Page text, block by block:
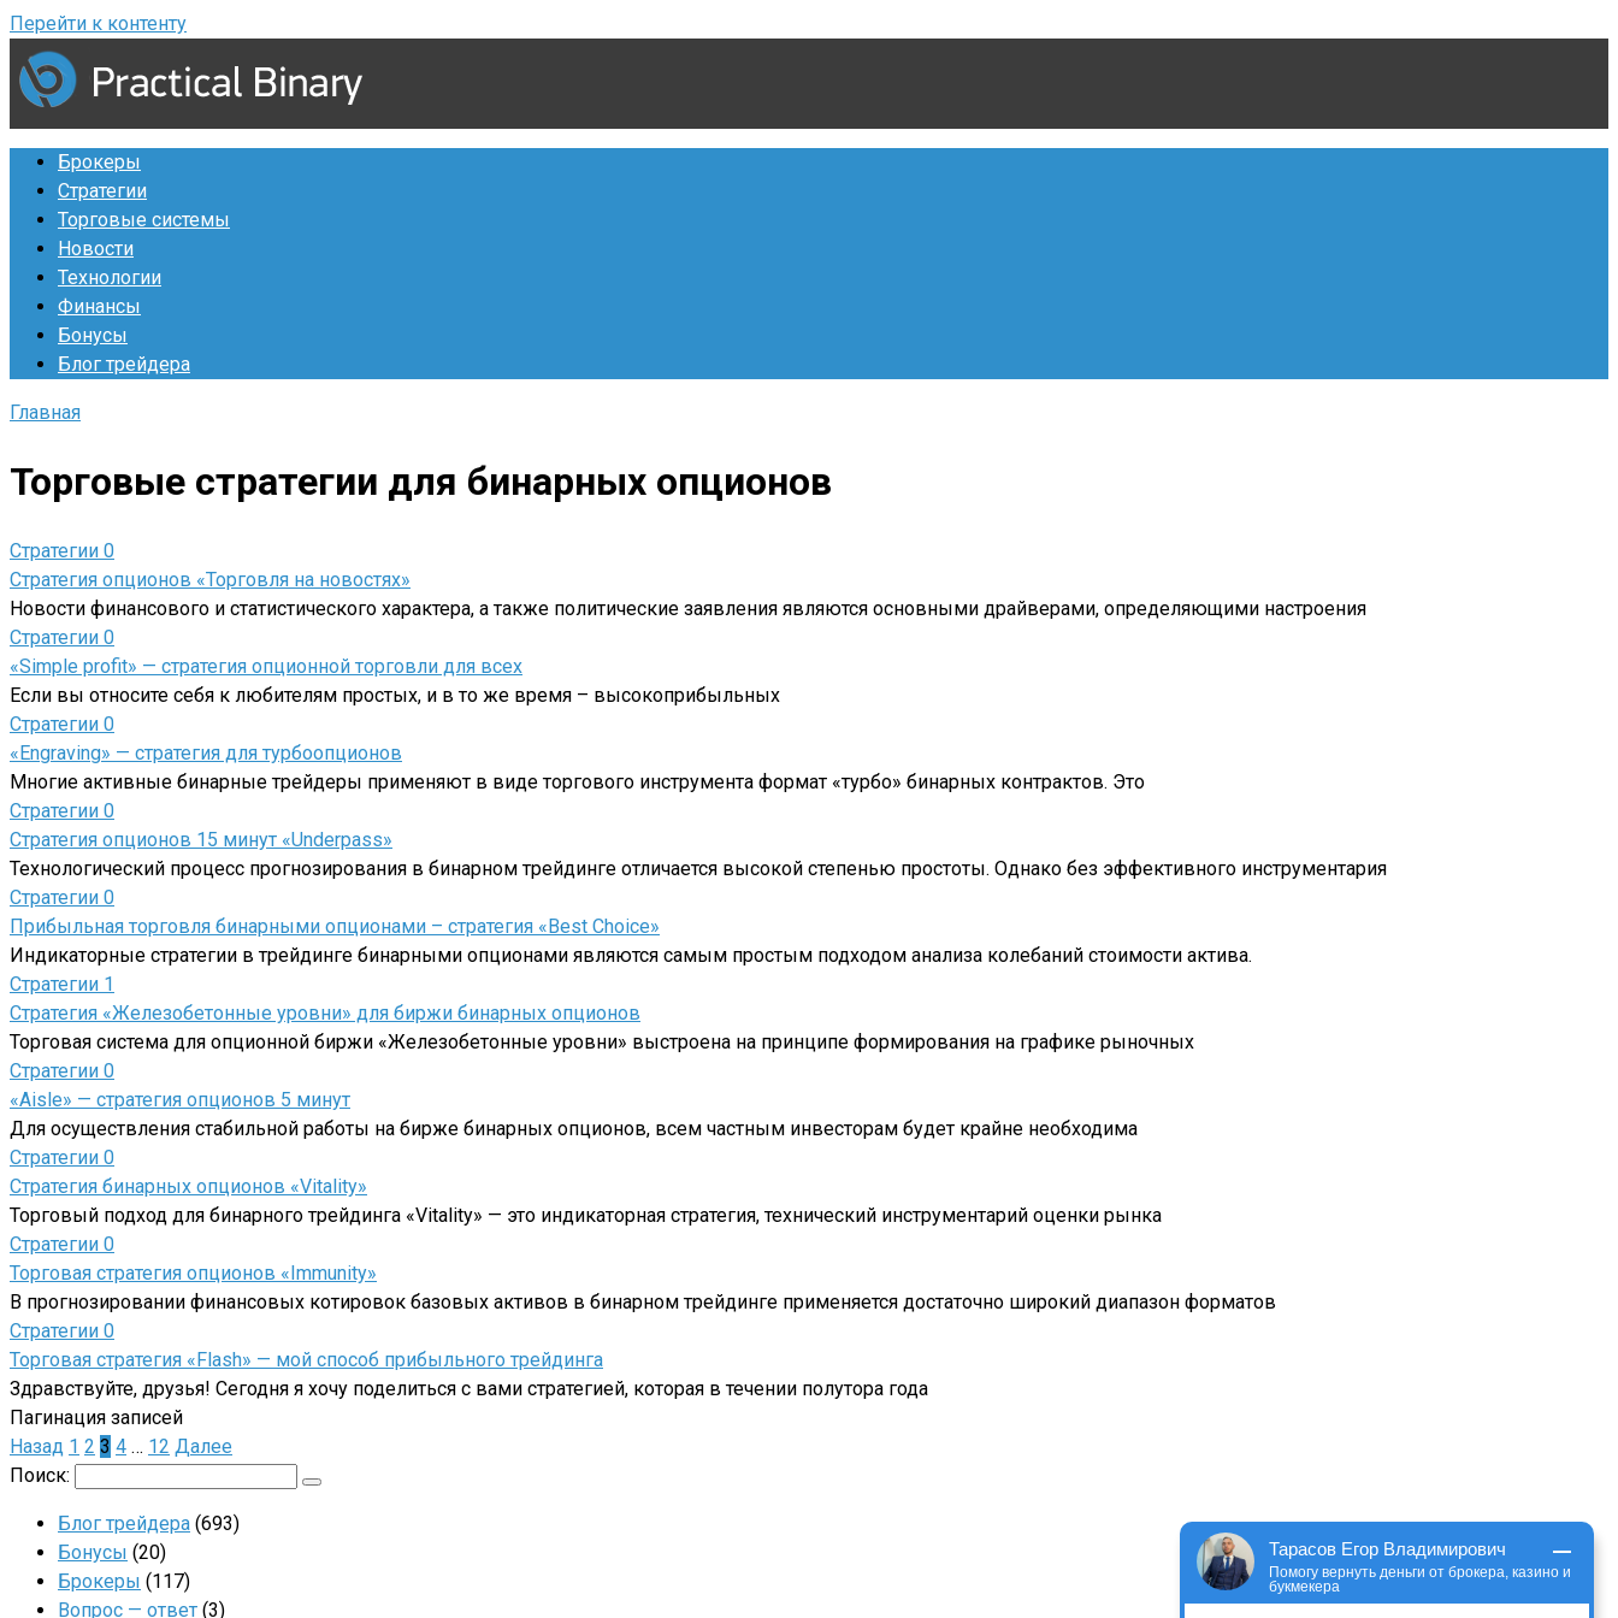
Перейти к контенту
Брокеры
Стратегии
Торговые системы
Новости
Технологии
Финансы
Бонусы
Блог трейдера
Главная
Торговые стратегии для бинарных опционов
Стратегии 0
Стратегия опционов «Торговля на новостях»
Новости финансового и статистического характера, а также политические заявления являются основными драйверами, определяющими настроения
Стратегии 0
«Simple profit» — стратегия опционной торговли для всех
Если вы относите себя к любителям простых, и в то же время – высокоприбыльных
Стратегии 0
«Engraving» — стратегия для турбоопционов
Многие активные бинарные трейдеры применяют в виде торгового инструмента формат «турбо» бинарных контрактов. Это
Стратегии 0
Стратегия опционов 15 минут «Underpass»
Технологический процесс прогнозирования в бинарном трейдинге отличается высокой степенью простоты. Однако без эффективного инструментария
Стратегии 0
Прибыльная торговля бинарными опционами – стратегия «Best Choiсe»
Индикаторные стратегии в трейдинге бинарными опционами являются самым простым подходом анализа колебаний стоимости актива.
Стратегии 1
Стратегия «Железобетонные уровни» для биржи бинарных опционов
Торговая система для опционной биржи «Железобетонные уровни» выстроена на принципе формирования на графике рыночных
Стратегии 0
«Aisle» — стратегия опционов 5 минут
Для осуществления стабильной работы на бирже бинарных опционов, всем частным инвесторам будет крайне необходима
Стратегии 0
Стратегия бинарных опционов «Vitality»
Торговый подход для бинарного трейдинга «Vitality» — это индикаторная стратегия, технический инструментарий оценки рынка
Стратегии 0
Торговая стратегия опционов «Immunity»
В прогнозировании финансовых котировок базовых активов в бинарном трейдинге применяется достаточно широкий диапазон форматов
Стратегии 0
Торговая стратегия «Flash» — мой способ прибыльного трейдинга
Здравствуйте, друзья! Сегодня я хочу поделиться с вами стратегией, которая в течении полутора года
Пагинация записей
Назад 1 2 3 4 … 12 Далее
Поиск:
Блог трейдера (693)
Бонусы (20)
Брокеры (117)
Вопрос — ответ (3)
Тарасов Егор Владимирович
Помогу вернуть деньги от брокера, казино и
букмекера